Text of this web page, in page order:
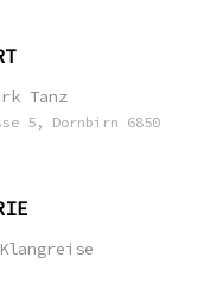
Tanz
5, Dornbirn 6850